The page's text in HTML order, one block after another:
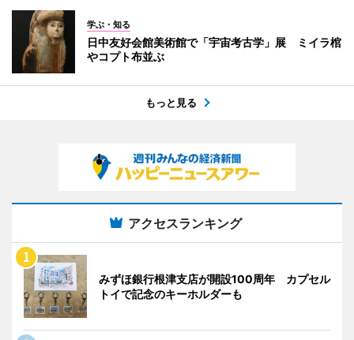
学ぶ・知る
日中友好会館美術館で「宇宙考古学」展 ミイラ棺
やコプト布並ぶ
もっと見る
アクセスランキング
みずほ銀行根津支店が開設100周年 カプセル
トイで記念のキーホルダーも